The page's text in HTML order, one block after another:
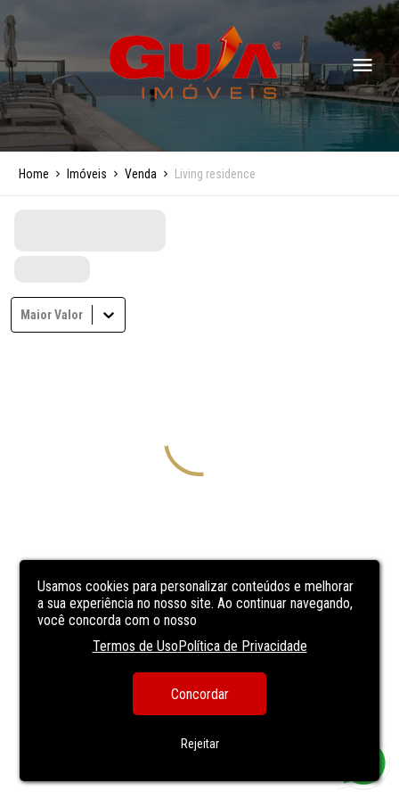
Usamos cookies para personalizar conteúdos e melhorar
a sua experiência no nosso site. Ao continuar navegando,
você concorda com o nosso
Termos de UsoPolítica de Privacidade
Concordar
Rejeitar
Home Imóveis Venda Living residence
Maior Valor